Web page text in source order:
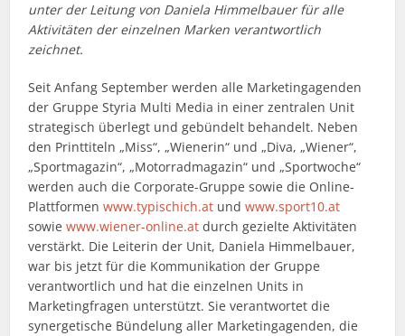
unter der Leitung von Daniela Himmelbauer für alle
Aktivitäten der einzelnen Marken verantwortlich
zeichnet.
Seit Anfang September werden alle Marketingagenden
der Gruppe Styria Multi Media in einer zentralen Unit
strategisch überlegt und gebündelt behandelt. Neben
den Printtiteln „Miss“, „Wienerin“ und „Diva, „Wiener“,
„Sportmagazin“, „Motorradmagazin“ und „Sportwoche“
werden auch die Corporate-Gruppe sowie die Online-
Plattformenwww.typischich.at undwww.sport10.at
sowiewww.wiener-online.at durch gezielte Aktivitäten
verstärkt. Die Leiterin der Unit, Daniela Himmelbauer,
war bis jetzt für die Kommunikation der Gruppe
verantwortlich und hat die einzelnen Units in
Marketingfragen unterstützt. Sie verantwortet die
synergetische Bündelung aller Marketingagenden, die